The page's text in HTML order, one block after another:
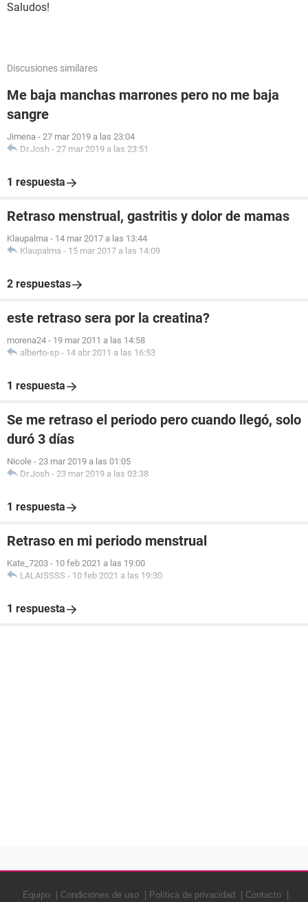
Saludos!
Discusiones similares
Me baja manchas marrones pero no me baja
sangre
Jimena - 27 mar 2019 a las 23:04
Dr.Josh - 27 mar 2019 a las 23:51
1 respuesta
Retraso menstrual, gastritis y dolor de mamas
Klaupalma - 14 mar 2017 a las 13:44
Klaupalma - 15 mar 2017 a las 14:09
2 respuestas
este retraso sera por la creatina?
morena24 - 19 mar 2011 a las 14:58
alberto-sp - 14 abr 2011 a las 16:53
1 respuesta
Se me retraso el periodo pero cuando llegó, solo
duró 3 días
Nicole - 23 mar 2019 a las 01:05
Dr.Josh - 23 mar 2019 a las 03:38
1 respuesta
Retraso en mi periodo menstrual
Kate_7203 - 10 feb 2021 a las 19:00
LALAISSSS - 10 feb 2021 a las 19:30
1 respuesta
Equipo Condiciones de uso Política de privacidad Contacto